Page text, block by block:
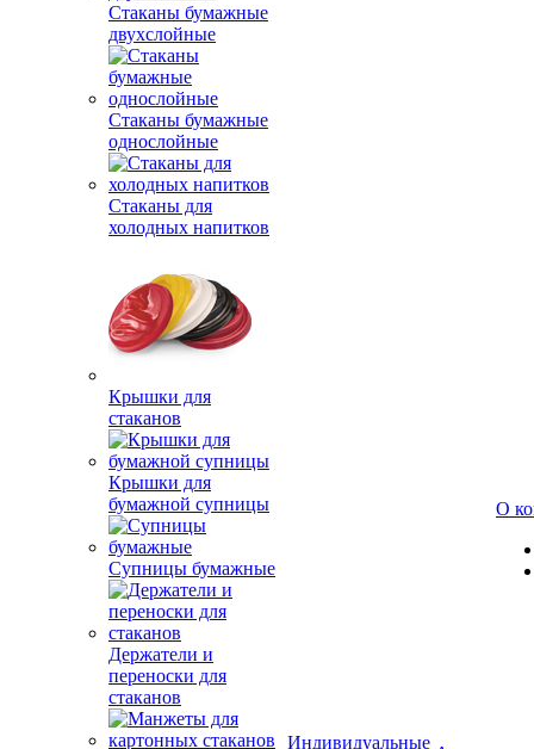
Стаканы бумажные
двухслойные
Стаканы бумажные
однослойные
Стаканы для
холодных напитков
Крышки для
стаканов
Крышки для
бумажной супницы
Супницы бумажные
Держатели и
переноски для
стаканов
Индивидуальные
О